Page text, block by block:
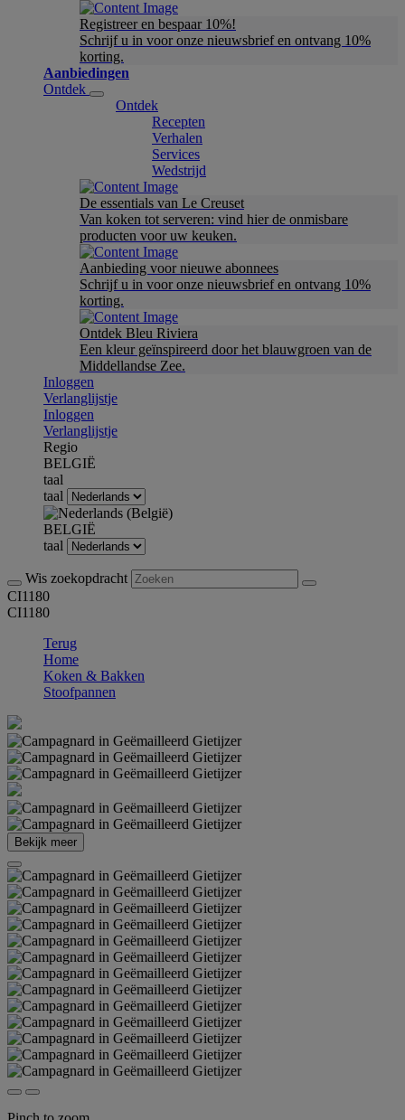
Registreer en bespaar 10%!
Schrijf u in voor onze nieuwsbrief en ontvang 10%
korting.
Aanbiedingen
Ontdek
Ontdek
Recepten
Verhalen
Services
Wedstrijd
De essentials van Le Creuset
Van koken tot serveren: vind hier de onmisbare
producten voor uw keuken.
Aanbieding voor nieuwe abonnees
Schrijf u in voor onze nieuwsbrief en ontvang 10%
korting.
Ontdek Bleu Riviera
Een kleur geïnspireerd door het blauwgroen van de
Middellandse Zee.
Inloggen
Verlanglijstje
Inloggen
Verlanglijstje
Regio
BELGIË
taal
taal
BELGIË
taal
Wis zoekopdracht
CI1180
CI1180
Terug
Home
Koken & Bakken
Stoofpannen
Bekijk meer